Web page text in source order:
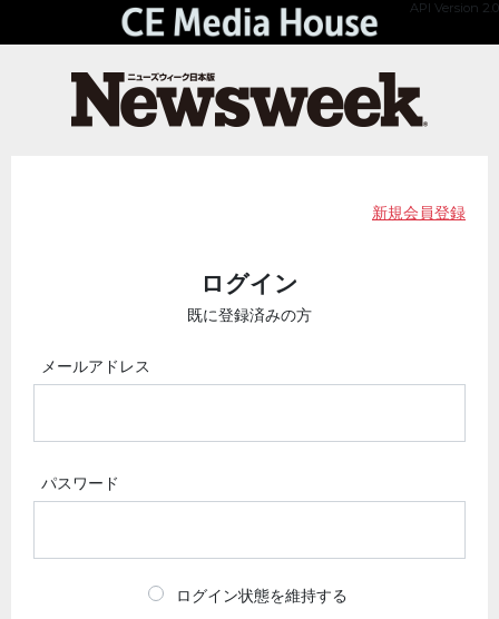
API Version 2.0
新規会員登録
ログイン
既に登録済みの方
メールアドレス
パスワード
ログイン状態を維持する